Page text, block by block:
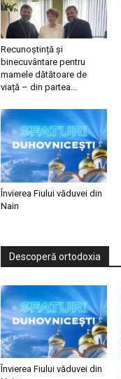
Recunoștință și
binecuvântare pentru
mamele dătătoare de
viață – din partea...
Învierea Fiului văduvei din
Nain
Descoperă ortodoxia
Învierea Fiului văduvei din